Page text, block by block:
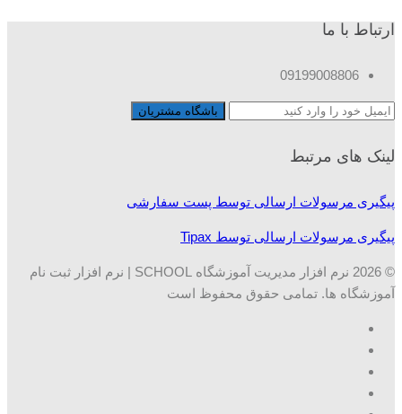
ارتباط با ما
09199008806
لینک های مرتبط
پیگیری مرسولات ارسالی توسط پست سفارشی
پیگیری مرسولات ارسالی توسط Tipax
© 2026 نرم افزار مدیریت آموزشگاه SCHOOL | نرم افزار ثبت نام
آموزشگاه ها. تمامی حقوق محفوظ است